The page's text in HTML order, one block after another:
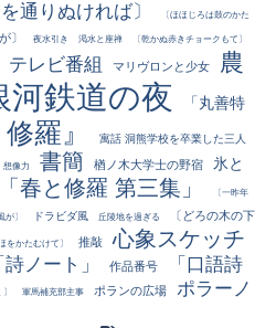
を通りぬければ〕 〔ほほじろは鼓のかた
〕 夜水引き 渇水と座禅 〔乾かぬ赤きチョークもて〕
テレビ番組 マリヴロンと少女
農
河鉄道の夜
「丸善特
羅』 寓話 洞熊学校を卒業した三人
想像力 書簡 楢ノ木大学士の野宿
氷と
「春と修羅 第三集」 〔一昨年
が〕 ドラビダ風 丘陵地を過ぎる
〔どろの木の下
をかたむけて〕 推敲 心象スケッチ
詩ノート」 作品番号
「口語詩
軍馬補充部主事 ポランの広場
ポラーノ